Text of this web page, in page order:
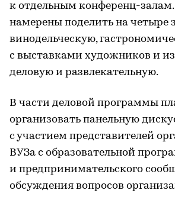
к отдельным конференц-
намерены поделить на четыре
винодельческую,
с выставками художников и
деловую и развлекательную.
В части деловой программы
организовать панельную
с участием представителей
ВУЗа с образовательной
и предпринимательского
обсуждения вопросов